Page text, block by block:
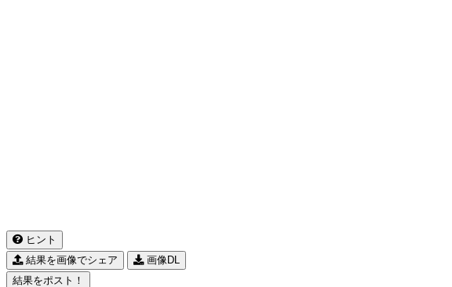
ヒント
結果を画像でシェア
画像DL
結果をポスト！